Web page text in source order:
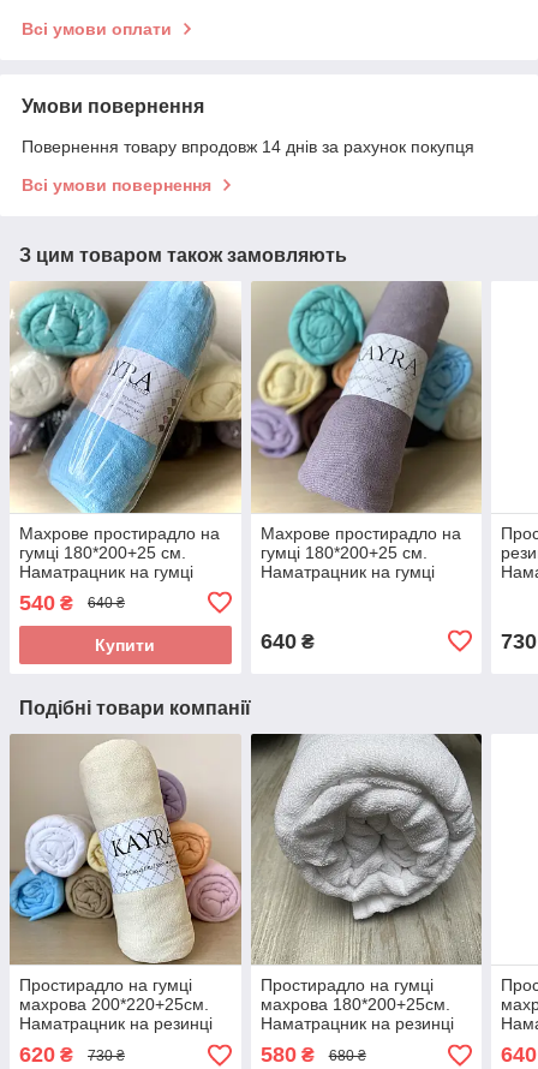
Всі умови оплати
Умови повернення
Повернення товару впродовж 14 днів за рахунок покупця
Всі умови повернення
З цим товаром також замовляють
Махрове простирадло на
гумці 180*200+25 см.
Наматрацник на гумці
540 ₴ 640 ₴
Купити
Махрове простирадло на
гумці 180*200+25 см.
Наматрацник на гумці
640₴ 730
Подібні товари компанії
Простирадло на гумці
махрова 200*220+25см.
Наматрацник на резинці
Колір - Молочний
620 ₴ 730 ₴
Простирадло на гумці
махрова 180*200+25см.
Наматрацник на резинці
Колір - Білий
580₴ 680 ₴ 640